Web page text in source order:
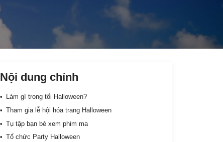
Nội dung chính
Làm gì trong tối Halloween?
Tham gia lễ hội hóa trang Halloween
Tụ tập bạn bè xem phim ma
Tổ chức Party Halloween